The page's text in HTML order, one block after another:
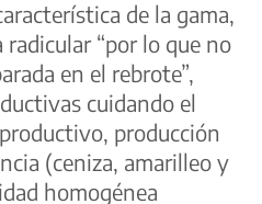
de la gama,
“por lo que no
en el rebrote”,
cuidando el
producción
(ceniza, amarilleo y
homogénea